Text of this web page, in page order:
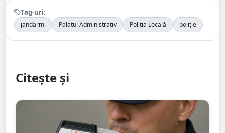
Tag-uri:
jandarmi Palatul Administrativ Poliția Locală poliție
Citește și